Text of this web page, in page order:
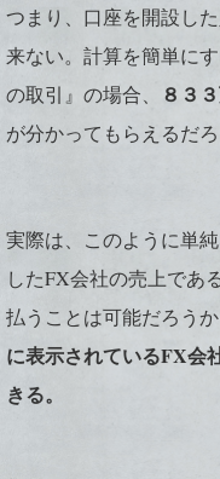
つまり、口座を開設し
来ない。計算を簡単に
の取引』の場合、
８３
が分かってもらえるだろ
実際は、このように単
したFX会社の売上であ
払うことは可能だろう
に表示されているFX会社
きる。